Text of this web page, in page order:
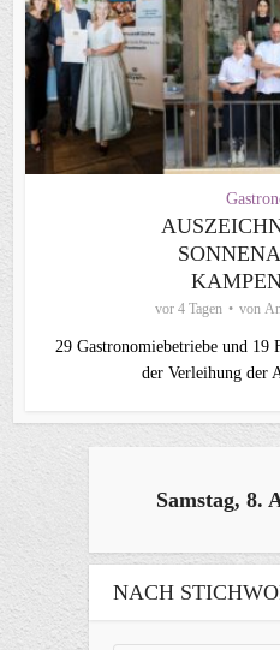
vor 4 Tagen von
29 Gastronomiebetriebe und 19
der Verleihung der
Samstag, 8.
NACH